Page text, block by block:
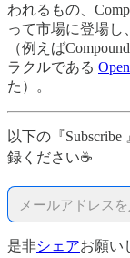
われるもの、
って市場に登場し
（例えば
ラクルである
た）。
以下の『
録ください☕
是非シェアお願い